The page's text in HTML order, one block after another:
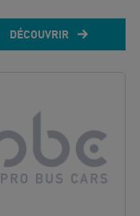
DÉCOUVRIR